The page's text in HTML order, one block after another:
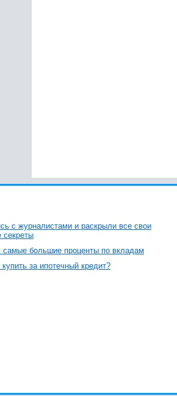
с журналистами и раскрыли все свои
секреты
самые большие проценты по вкладам
за ипотечный кредит?